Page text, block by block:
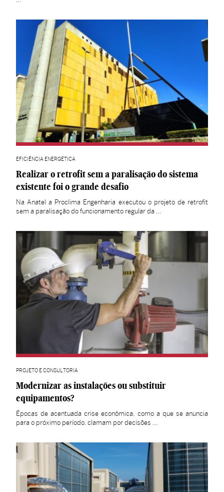
EFICIÊNCIA ENERGÉTICA
Realizar o retrofit sem a paralisação do sistema
existente foi o grande desafio
Na Anatel a Proclima Engenharia executou o projeto de retrofit
sem a paralisação do funcionamento regular da …
PROJETO E CONSULTORIA
Modernizar as instalações ou substituir
equipamentos?
Épocas de acentuada crise econômica, como a que se anuncia
para o próximo período, clamam por decisões …